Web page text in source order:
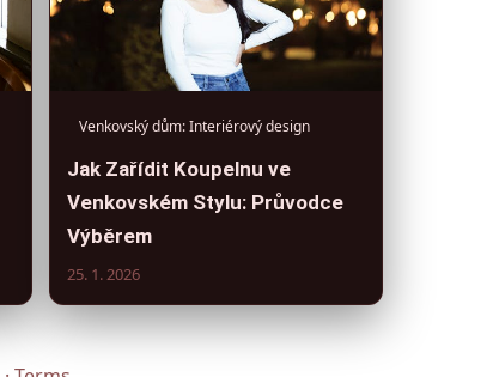
Venkovský dům: Interiérový design
Jak Zařídit Koupelnu ve
Venkovském Stylu: Průvodce
Výběrem
25. 1. 2026